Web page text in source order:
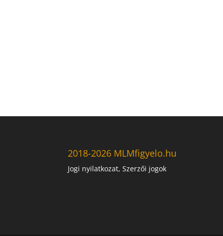
2018-2026 MLMfigyelo.hu
Jogi nyilatkozat, Szerzői jogok